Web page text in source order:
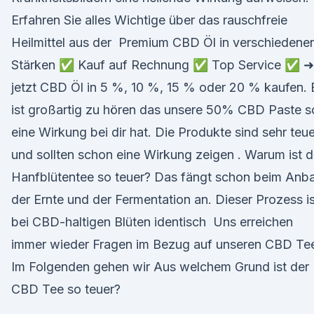
Erfahren Sie alles Wichtige über das rauschfreie
Heilmittel aus der Premium CBD Öl in
Stärken ✅ Kauf auf Rechnung ✅ Top Service ✅ ➜
jetzt CBD Öl in 5 %, 10 %, 15 % oder 20 % kaufen.
ist großartig zu hören das unsere 50% CBD Paste
eine Wirkung bei dir hat. Die Produkte sind sehr
und sollten schon eine Wirkung zeigen . Warum ist
Hanfblütentee so teuer? Das fängt schon beim
der Ernte und der Fermentation an. Dieser Prozess
bei CBD-haltigen Blüten identisch Uns erreichen
immer wieder Fragen im Bezug auf unseren CBD
Im Folgenden gehen wir Aus welchem Grund ist der
CBD Tee so teuer?